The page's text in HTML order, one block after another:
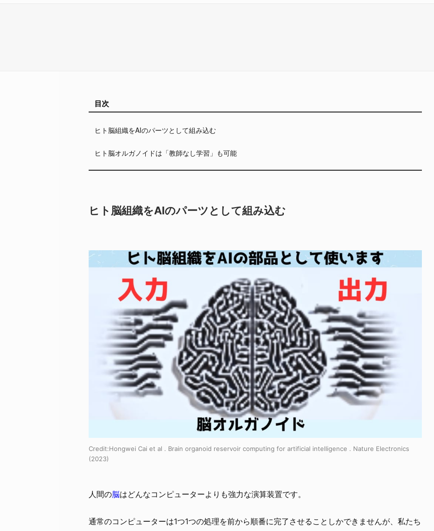
目次
ヒト脳組織をAIのパーツとして組み込む
ヒト脳オルガノイドは「教師なし学習」も可能
ヒト脳組織をAIのパーツとして組み込む
Credit:Hongwei Cai et al . Brain organoid reservoir computing for artificial intelligence . Nature Electronics
(2023)
人間の脳はどんなコンピューターよりも強力な演算装置です。
通常のコンピューターは1つ1つの処理を前から順番に完了させることしかできませんが、私たち